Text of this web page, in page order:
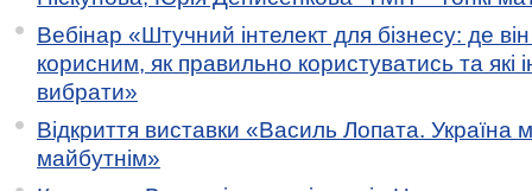
Вебінар «Штучний інтелект для бізнесу: де
корисним, як правильно користуватись та які
вибрати»
Відкриття виставки «Василь Лопата. Україна
майбутнім»